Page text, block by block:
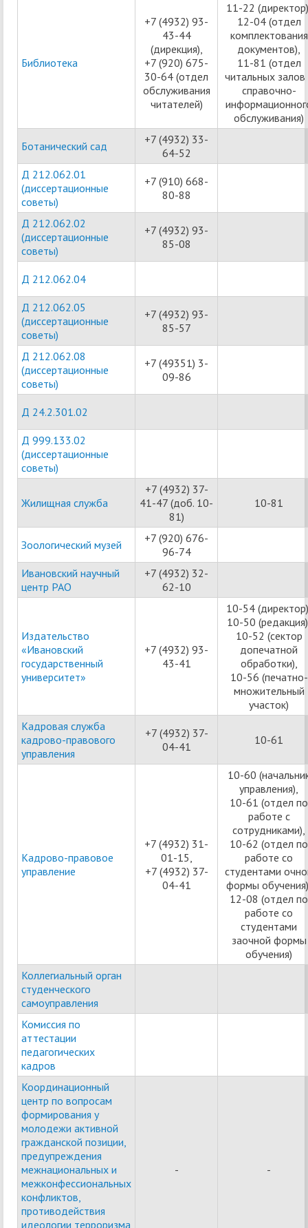
Библиотека
+7 (4932) 93-
43-44
(дирекция),
+7 (920) 675-
30-64 (отдел
обслуживания
читателей)
11-22
12-04 (отдел
комплектования
документов),
11-81 (отдел
читальных залов
справочно-
обслуживания)
Ботанический сад
+7 (4932) 33-
64-52
Д 212.062.01
(диссертационные
советы)
+7 (910) 668-
80-88
Д 212.062.02
(диссертационные
советы)
+7 (4932) 93-
85-08
Д 212.062.04
Д 212.062.05
(диссертационные
советы)
+7 (4932) 93-
85-57
Д 212.062.08
(диссертационные
советы)
+7 (49351) 3-
09-86
Д 24.2.301.02
Д 999.133.02
(диссертационные
советы)
Жилищная служба
+7 (4932) 37-
41-47 (доб. 10-
81)
10-81
Зоологический музей
+7 (920) 676-
96-74
Ивановский научный
центр РАО
+7 (4932) 32-
62-10
Издательство
«Ивановский
государственный
университет»
+7 (4932) 93-
43-41
10-54
10-50
10-52 (сектор
допечатной
обработки),
10-56 (печатно-
множительный
участок)
Кадровая служба
кадрово-правового
управления
+7 (4932) 37-
04-41
10-61
Кадрово-правовое
управление
+7 (4932) 31-
01-15,
+7 (4932) 37-
04-41
10-60
управления),
10-61 (отдел по
работе с
сотрудниками),
10-62 (отдел по
работе со
студентами
формы
12-08 (отдел по
работе со
студентами
заочной формы
обучения)
Коллегиальный орган
студенческого
самоуправления
Комиссия по
аттестации
педагогических
кадров
Координационный
центр по вопросам
формирования у
молодежи активной
гражданской позиции,
предупреждения
межнациональных и
межконфессиональных
конфликтов,
противодействия
идеологии терроризма
- -